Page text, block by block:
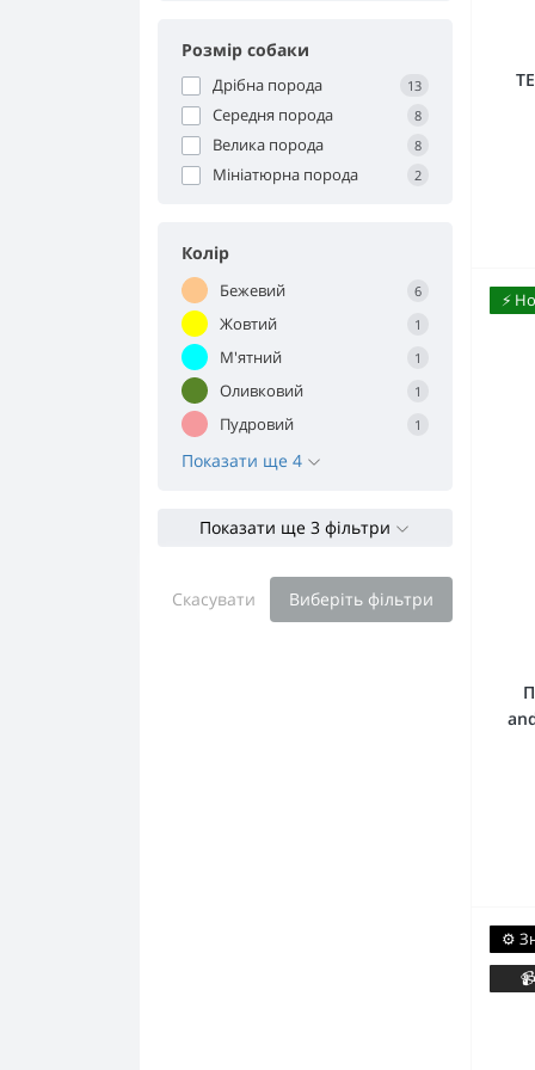
Розмір собаки
Дрібна порода 13
Середня порода 8
Велика порода 8
Мініатюрна порода 2
Колір
Бежевий 6
Жовтий 1
М'ятний 1
Оливковий 1
Пудровий 1
Показати ще 4
Показати ще 3 фільтри
Скасувати Виберіть фільтри
⚡️
⚙️